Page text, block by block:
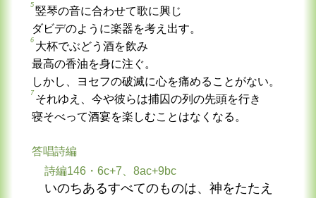
5
竪琴の音に合わせて歌に興じ
ダビデのように楽器を考え出す。
6
大杯でぶどう酒を飲み
最高の香油を身に注ぐ。
しかし、ヨセフの破滅に心を痛めることがない。
7
それゆえ、今や彼らは捕囚の列の先頭を行き
寝そべって酒宴を楽しむことはなくなる。
答唱詩編
詩編146・6c+7、8ac+9bc
いのちあるすべてのものは、神をたたえ